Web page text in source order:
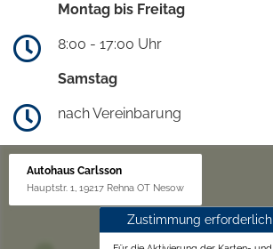
Montag bis Freitag
8:00 - 17:00 Uhr
Samstag
nach Vereinbarung
Autohaus Carlsson
Hauptstr. 1, 19217 Rehna OT Nesow
Zustimmung erforderlich